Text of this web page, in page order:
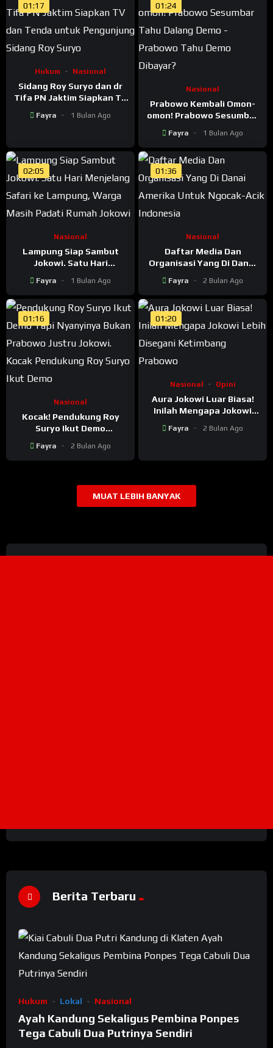
01:17
Hukum Nasional
Sidang Roy Suryo dan dr
Tifa PN Jaktim Siapkan TV
Pengunjung Sidang Roy
Fayra 1 Bulan Ago
01:24
Nasional
Prabowo Kembali Omon-
omon! Prabowo Sesumbar
Prabowo Tahu Demo
Dibayar?
Fayra 1 Bulan Ago
02:05
Nasional
Lampung Siap Sambut
Jokowi. Satu Hari
Lampung, Warga Masih
Padati Rumah Jokowi
Fayra 1 Bulan Ago
01:36
Nasional
Daftar Media Dan
Organisasi Yang Di Danai
Acik Indonesia
Fayra 2 Bulan Ago
01:16
Nasional
Kocak! Pendukung Roy
Suryo Ikut Demo
Nyanyinya Bukan Prabowo
Justru Jokowi
Fayra 2 Bulan Ago
01:20
Nasional Opini
Aura Jokowi Luar Biasa!
Inilah Mengapa Jokowi
Prabowo
Fayra 2 Bulan Ago
MUAT LEBIH BANYAK
Berita Terbaru
Hukum Lokal Nasional
Ayah Kandung Sekaligus Pembina Ponpes
Tega Cabuli Dua Putrinya Sendiri